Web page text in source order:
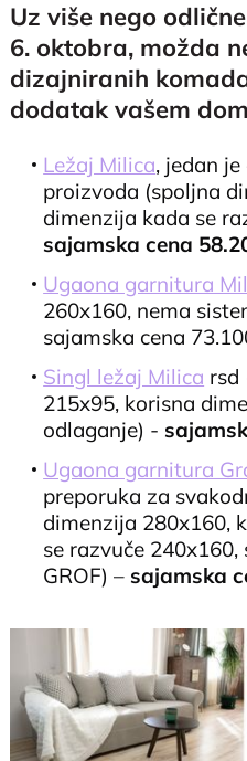
Uz više nego
6. oktobra, možda
dizajniranih
dodatak vašem
Ležaj Milica, jedan
proizvoda (spoljna
dimenzija kada se
sajamska cena
Ugaona garnitura
260x160, nema
sajamska cena
Singl ležaj Milica rsd
215x95, korisna
odlaganje) -
Ugaona garnitura
preporuka za
dimenzija 280x160,
se razvuče
GROF) – sajamska